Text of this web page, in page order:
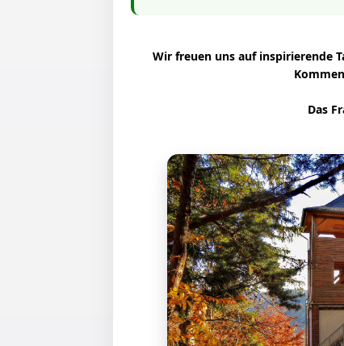
Wir freuen uns auf inspirierende
Das